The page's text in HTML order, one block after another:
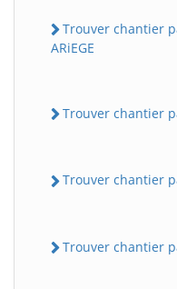
Trouver chantier
ARiEGE
Trouver chantier
Trouver chantier
Trouver chantier